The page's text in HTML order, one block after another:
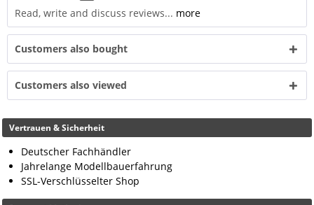
Read, write and discuss reviews... more
Customers also bought
Customers also viewed
Vertrauen & Sicherheit
Deutscher Fachhändler
Jahrelange Modellbauerfahrung
SSL-Verschlüsselter Shop